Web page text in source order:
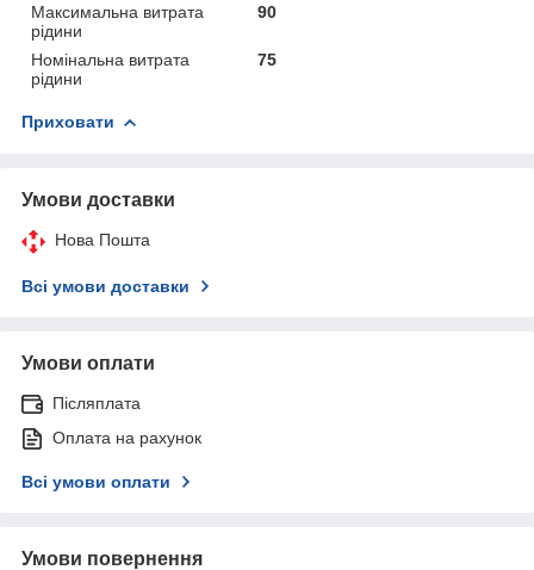
Максимальна витрата
рідини
90
Номінальна витрата
рідини
75
Приховати
Умови доставки
Нова Пошта
Всі умови доставки
Умови оплати
Післяплата
Оплата на рахунок
Всі умови оплати
Умови повернення